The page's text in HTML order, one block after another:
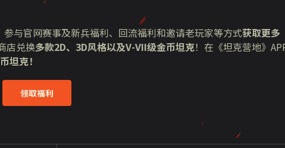
与官网赛事及新兵福利、回流福利和邀请老玩家等方式获取更多
店兑换多款2D、 3D风格以及V-VII级金币坦克！在《坦克营地》
坦克！
领取福利